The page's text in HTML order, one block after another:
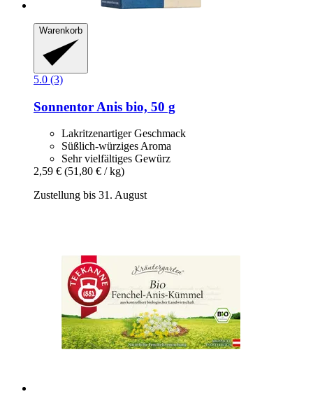
Warenkorb
5.0 (3)
Sonnentor Anis bio, 50 g
Lakritzenartiger Geschmack
Süßlich-würziges Aroma
Sehr vielfältiges Gewürz
2,59 € (51,80 € / kg)
Zustellung bis 31. August